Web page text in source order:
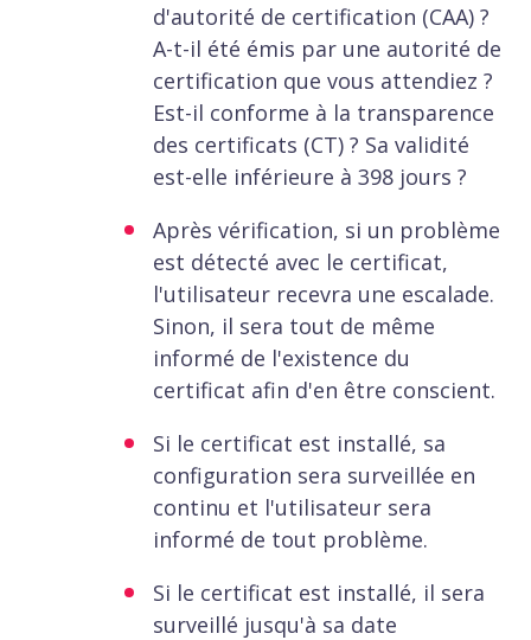
d'autorité de certification (CAA) ?
A-t-il été émis par une autorité de
certification que vous attendiez ?
Est-il conforme à la transparence
des certificats (CT) ? Sa validité
est-elle inférieure à 398 jours ?
Après vérification, si un problème
est détecté avec le certificat,
l'utilisateur recevra une escalade.
Sinon, il sera tout de même
informé de l'existence du
certificat afin d'en être conscient.
Si le certificat est installé, sa
configuration sera surveillée en
continu et l'utilisateur sera
informé de tout problème.
Si le certificat est installé, il sera
surveillé jusqu'à sa date